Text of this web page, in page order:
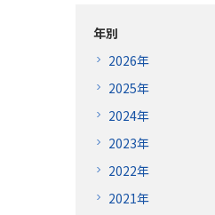
年別
2026年
2025年
2024年
2023年
2022年
2021年